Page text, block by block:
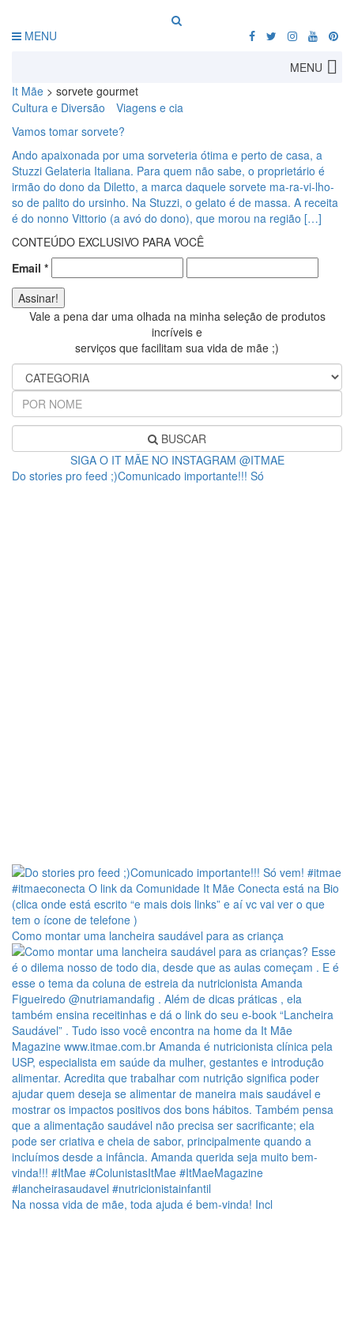
MENU
MENU
It Mãe > sorvete gourmet
Cultura e Diversão
Viagens e cia
Vamos tomar sorvete?
Ando apaixonada por uma sorveteria ótima e perto de casa, a
Stuzzi Gelateria Italiana. Para quem não sabe, o proprietário é
irmão do dono da Diletto, a marca daquele sorvete ma-ra-vi-lho-
so de palito do ursinho. Na Stuzzi, o gelato é de massa. A receita
é do nonno Vittorio (a avó do dono), que morou na região […]
CONTEÚDO EXCLUSIVO PARA VOCÊ
Email *
Vale a pena dar uma olhada na minha seleção de produtos
incríveis e
serviços que facilitam sua vida de mãe ;)
BUSCAR
SIGA O IT MÃE NO INSTAGRAM @ITMAE
Do stories pro feed ;)Comunicado importante!!! Só
Como montar uma lancheira saudável para as criança
Na nossa vida de mãe, toda ajuda é bem-vinda! Incl